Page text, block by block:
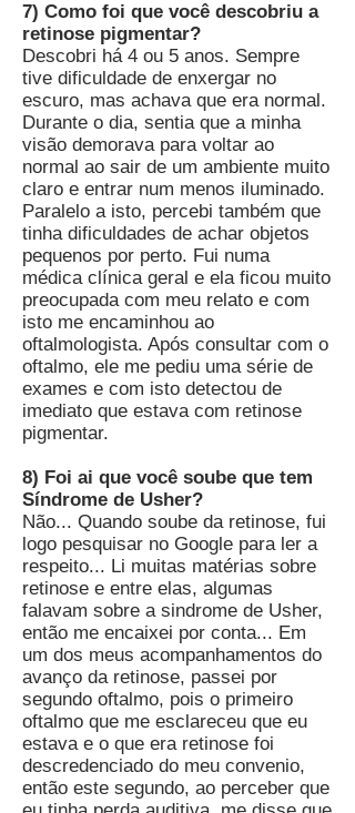
7) Como foi que você descobriu a
retinose pigmentar?
Descobri há 4 ou 5 anos. Sempre
tive dificuldade de enxergar no
escuro, mas achava que era normal.
Durante o dia, sentia que a minha
visão demorava para voltar ao
normal ao sair de um ambiente muito
claro e entrar num menos iluminado.
Paralelo a isto, percebi também que
tinha dificuldades de achar objetos
pequenos por perto. Fui numa
médica clínica geral e ela ficou muito
preocupada com meu relato e com
isto me encaminhou ao
oftalmologista. Após consultar com o
oftalmo, ele me pediu uma série de
exames e com isto detectou de
imediato que estava com retinose
pigmentar.
8) Foi ai que você soube que tem
Síndrome de Usher?
Não... Quando soube da retinose, fui
logo pesquisar no Google para ler a
respeito... Li muitas matérias sobre
retinose e entre elas, algumas
falavam sobre a sindrome de Usher,
então me encaixei por conta... Em
um dos meus acompanhamentos do
avanço da retinose, passei por
segundo oftalmo, pois o primeiro
oftalmo que me esclareceu que eu
estava e o que era retinose foi
descredenciado do meu convenio,
então este segundo, ao perceber que